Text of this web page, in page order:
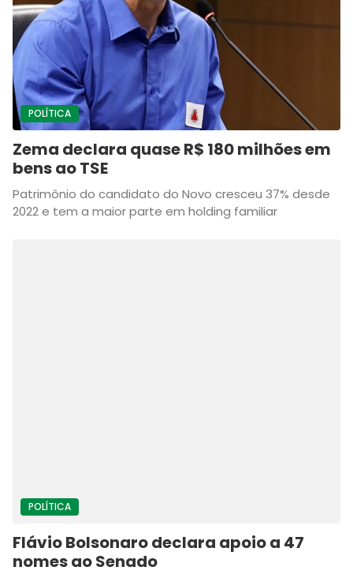
POLÍTICA
Zema declara quase R$ 180 milhões em
bens ao TSE
Patrimônio do candidato do Novo cresceu 37% desde
2022 e tem a maior parte em holding familiar
POLÍTICA
Flávio Bolsonaro declara apoio a 47
nomes ao Senado